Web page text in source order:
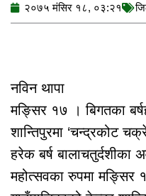
२०७५ मंसिर १८, ०३:२१
नविन थापा
मङ्सिर १७ । बिगतका
शान्तिपुरमा ‘चन्द्रकोट
हरेक बर्ष बालाचतुर्दशीका
महोत्सवका रुपमा